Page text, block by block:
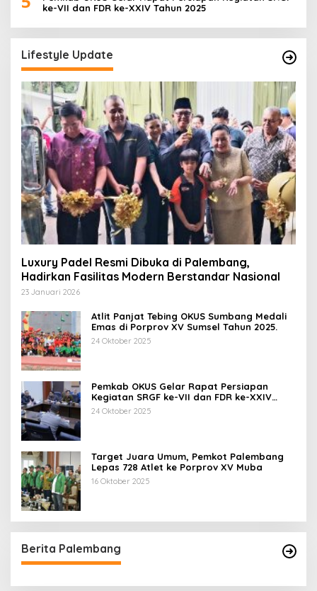
ke-VII dan FDR ke-XXIV Tahun 2025
Lifestyle Update
Luxury Padel Resmi Dibuka di Palembang,
Hadirkan Fasilitas Modern Berstandar Nasional
23 Januari 2026
Atlit Panjat Tebing OKUS Sumbang Medali
Emas di Porprov XV Sumsel Tahun 2025.
24 Oktober 2025
Pemkab OKUS Gelar Rapat Persiapan
Kegiatan SRGF ke-VII dan FDR ke-XXIV
Tahun 2025
24 Oktober 2025
Target Juara Umum, Pemkot Palembang
Lepas 728 Atlet ke Porprov XV Muba
16 Oktober 2025
Berita Palembang